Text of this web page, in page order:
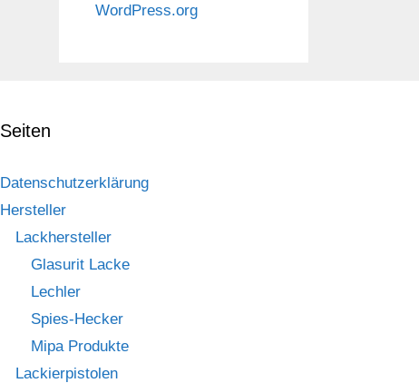
WordPress.org
Seiten
Datenschutzerklärung
Hersteller
Lackhersteller
Glasurit Lacke
Lechler
Spies-Hecker
Mipa Produkte
Lackierpistolen